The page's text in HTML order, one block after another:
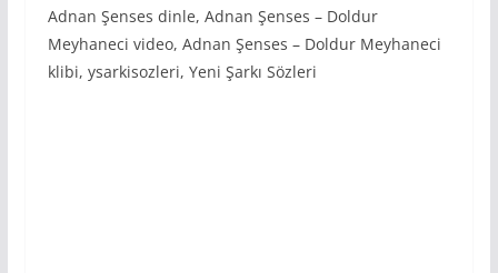
Adnan Şenses dinle, Adnan Şenses – Doldur
Meyhaneci video, Adnan Şenses – Doldur Meyhaneci
klibi, ysarkisozleri, Yeni Şarkı Sözleri